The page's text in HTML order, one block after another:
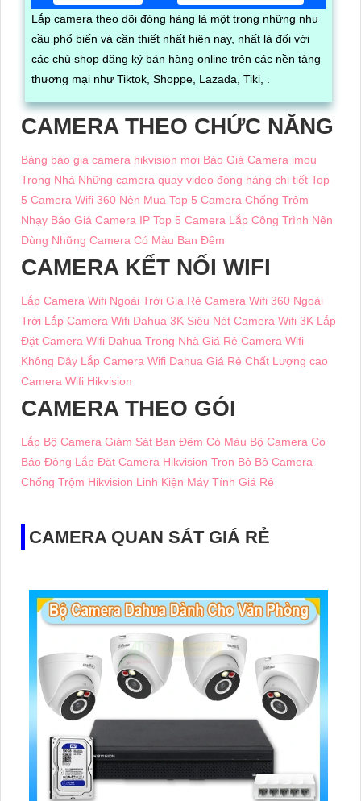
Lắp camera theo dõi đóng hàng là một trong những nhu
cầu phổ biến và cần thiết nhất hiện nay, nhất là đối với
các chủ shop đăng ký bán hàng online trên các nền tảng
thương mại như Tiktok, Shoppe, Lazada, Tiki, .
CAMERA THEO CHỨC NĂNG
Bảng báo giá camera hikvision mới Báo Giá Camera imou
Trong Nhà Những camera quay video đóng hàng chi tiết Top
5 Camera Wifi 360 Nên Mua Top 5 Camera Chống Trộm
Nhạy Báo Giá Camera IP Top 5 Camera Lắp Công Trình Nên
Dùng Những Camera Có Màu Ban Đêm
CAMERA KẾT NỐI WIFI
Lắp Camera Wifi Ngoài Trời Giá Rẻ Camera Wifi 360 Ngoài
Trời Lắp Camera Wifi Dahua 3K Siêu Nét Camera Wifi 3K Lắp
Đặt Camera Wifi Dahua Trong Nhà Giá Rẻ Camera Wifi
Không Dây Lắp Camera Wifi Dahua Giá Rẻ Chất Lượng cao
Camera Wifi Hikvision
CAMERA THEO GÓI
Lắp Bộ Camera Giám Sát Ban Đêm Có Màu Bộ Camera Có
Báo Đông Lắp Đặt Camera Hikvision Trọn Bộ Bộ Camera
Chống Trộm Hikvision Linh Kiện Máy Tính Giá Rẻ
CAMERA QUAN SÁT GIÁ RẺ